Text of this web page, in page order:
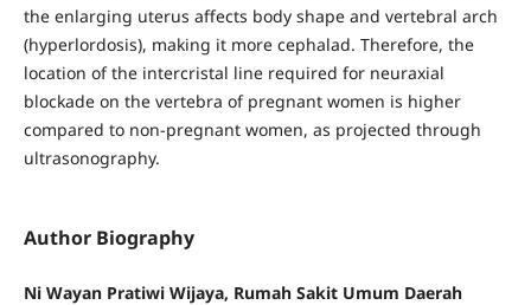
the enlarging uterus affects body shape and vertebral arch
(hyperlordosis), making it more cephalad. Therefore, the
location of the intercristal line required for neuraxial
blockade on the vertebra of pregnant women is higher
compared to non-pregnant women, as projected through
ultrasonography.
Author Biography
Ni Wayan Pratiwi Wijaya, Rumah Sakit Umum Daerah